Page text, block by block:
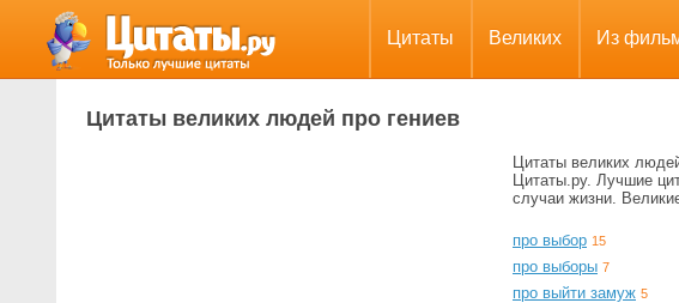
Цитаты Великих Из
Цитаты великих людей про гениев
Цитаты великих
Цитаты.ру. Лучшие
случаи жизни.
про выбор 15
про выборы 7
про выйти замуж 5